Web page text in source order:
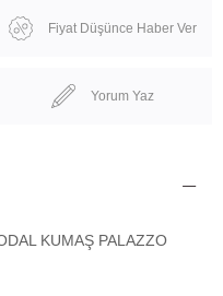
Fiyat Düşünce Haber Ver
Yorum Yaz
KUMAŞ PALAZZO